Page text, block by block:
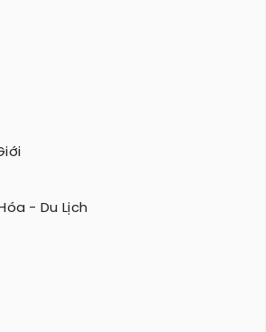
- Du Lịch